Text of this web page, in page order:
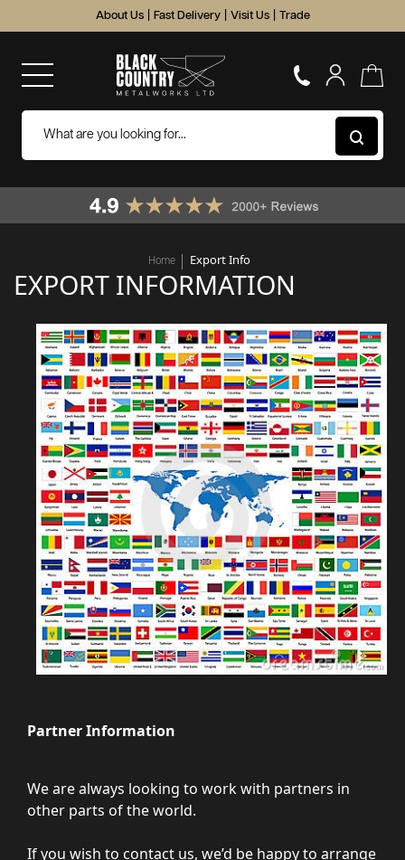
About Us Fast Delivery Visit Us Trade
Home Export Info
EXPORT INFORMATION
Partner Information
We are always looking to work with partners in
other parts of the world.
If you wish to contact us, we’d be happy to arrange